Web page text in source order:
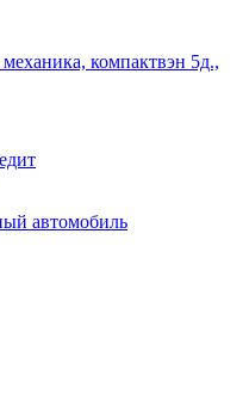
компактвэн 5д.,
автомобиль